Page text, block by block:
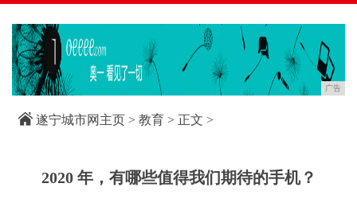
广告
遂宁城市网主页 > 教育 > 正文 >
2020 年，有哪些值得我们期待的手机？